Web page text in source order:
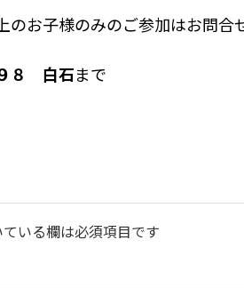
お子様のみのご参加はお問合
８ 白石まで
いる欄は必須項目です